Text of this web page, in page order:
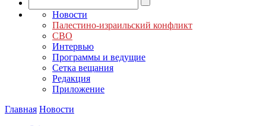
Новости
Палестино-израильский конфликт
СВО
Интервью
Программы и ведущие
Сетка вещания
Редакция
Приложение
Главная Новости